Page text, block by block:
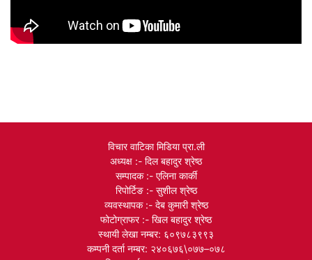
विचार वाटिका मिडिया प्रा.ली
अध्यक्ष :- दिल बहादुर श्रेष्ठ
सम्पादक :- एलिना कार्की
रिपोर्टिङ :- सुशील श्रेष्ठ
व्यवस्थापक :- देब कुमारी श्रेष्ठ
फोटोग्राफर :- खिल बहादुर श्रेष्ठ
स्थायी लेखा नम्बर: ६०९७८३९९३
कम्पनी दर्ता नम्बर: २४०६७६\०७७–०७८